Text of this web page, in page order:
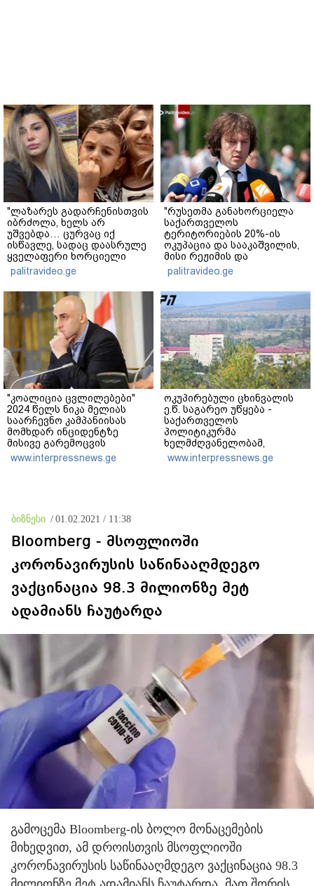
"ლაზარეს გადარჩენისთვის
იბრძოლა, ხელს არ
უშვებდა… ცურვაც იქ
ისწავლე, სადაც დაასრულე
ყველაფერი ხორციელი
ცხოვრებიდან" – რას წერს
ხობში დაღუპული დედა-
შვილის ახლობელი?
palitravideo.ge
"რუსეთმა განახორციელა
საქართველოს
ტერიტორიების 20%-ის
ოკუპაცია და სააკაშვილის,
მისი რეჟიმის და
"ნაცმოძრაობის" ღალატი
ვერანაირად ვერ
გადაფარავს ამ
დანაშაულს" - ირაკლი
კობახიძე
palitravideo.ge
"კოალიცია ცვლილებები"
2024 წელს ნიკა მელიას
საარჩევნო კამპანიისას
მომხდარ ინციდენტზე
მისივე გარემოცვის
წევრების - ცოტნე
მირცხულავასა და გაბრიელ
www.interpressnews.ge
ოკუპირებული ცხინვალის
ე.წ. საგარეო უწყება -
საქართველოს
პოლიტიკურმა
ხელმძღვანელობამ,
ირაკლი კობახიძის სახით,
ოფიციალურად აღიარა
დაეკისროს ქვეყანას
www.interpressnews.ge
ბიზნესი / 01.02.2021 / 11:38
Bloomberg - მსოფლიოში
კორონავირუსის საწინააღმდეგო
ვაქცინაცია 98.3 მილიონზე მეტ
ადამიანს ჩაუტარდა
გამოცემა Bloomberg-ის ბოლო მონაცემების
მიხედვით, ამ დროისთვის მსოფლიოში
კორონავირუსის საწინააღმდეგო ვაქცინაცია 98.3